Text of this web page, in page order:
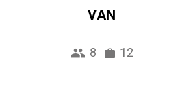
VAN
8 12